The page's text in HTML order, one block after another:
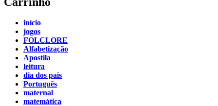
início
jogos
FOLCLORE
Alfabetização
Apostila
leitura
dia dos pais
Português
maternal
matemática